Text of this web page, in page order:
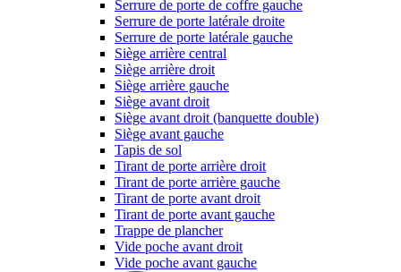
Serrure de porte de coffre gauche
Serrure de porte latérale droite
Serrure de porte latérale gauche
Siège arrière central
Siège arrière droit
Siège arrière gauche
Siège avant droit
Siège avant droit (banquette double)
Siège avant gauche
Tapis de sol
Tirant de porte arrière droit
Tirant de porte arrière gauche
Tirant de porte avant droit
Tirant de porte avant gauche
Trappe de plancher
Vide poche avant droit
Vide poche avant gauche